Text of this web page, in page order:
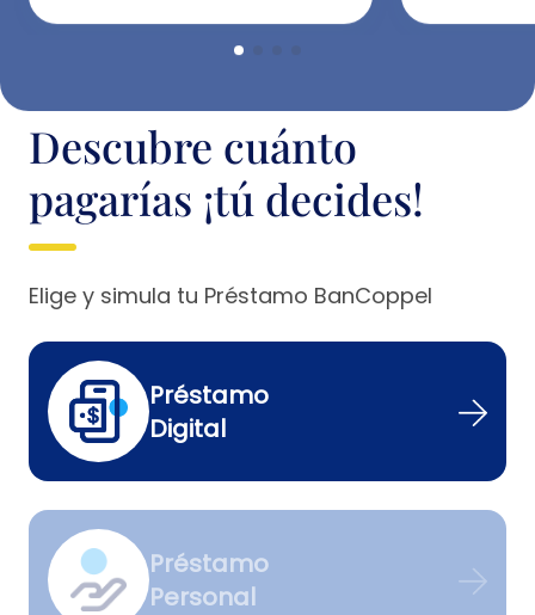
Descubre cuánto
pagarías ¡tú decides!
Elige y simula tu Préstamo BanCoppel
Préstamo
Digital
Préstamo
Personal